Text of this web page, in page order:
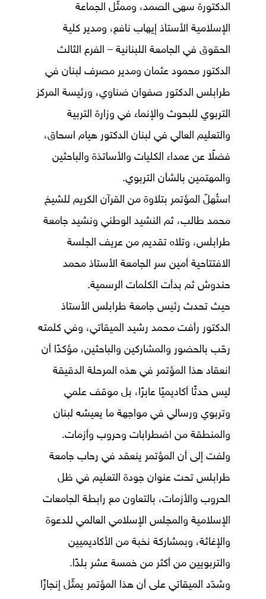
الدكتورة سهى الصمد، وممثّل الجماعة
الإسلامية الأستاذ إيهاب نافع، ومدير كلية
الحقوق في الجامعة اللبنانية – الفرع الثالث
الدكتور محمود عثمان ومدير مصرف لبنان في
طرابلس الدكتور صفوان ضناوي، ورئيسة المركز
التربوي للبحوث والإنماء في وزارة التربية
والتعليم العالي في لبنان الدكتور هيام اسحاق،
فضلًا عن عمداء الكليات والأساتذة والباحثين
والمهتمين بالشأن التربوي.
استُهلّ المؤتمر بتلاوة من القرآن الكريم للشيخ
محمد طالب، ثم النشيد الوطني ونشيد جامعة
طرابلس، وتلاه تقديم من عريف الجلسة
الافتتاحية أمين سر الجامعة الأستاذ محمد
حندوش ثم بدأت الكلمات الرسمية.
حيث تحدث رئيس جامعة طرابلس الأستاذ
الدكتور رأفت محمد رشيد الميقاتي، وفي كلمته
رحّب بالحضور والمشاركين والباحثين، مؤكدًا أن
انعقاد هذا المؤتمر في هذه المرحلة الدقيقة
ليس حدثًا أكاديميًا عابرًا، بل موقف علمي
وتربوي ورسالي في مواجهة ما يعيشه لبنان
والمنطقة من اضطرابات وحروب وأزمات.
ولفت إلى أن المؤتمر ينعقد في رحاب جامعة
طرابلس تحت عنوان جودة التعليم في ظل
الحروب والأزمات، بالتعاون مع رابطة الجامعات
الإسلامية والمجلس الإسلامي العالمي للدعوة
والإغاثة، وبمشاركة نخبة من الأكاديميين
والتربويين من أكثر من خمسة عشر بلدًا.
وشدّد الميقاتي على أن هذا المؤتمر يمثّل إنجازًا